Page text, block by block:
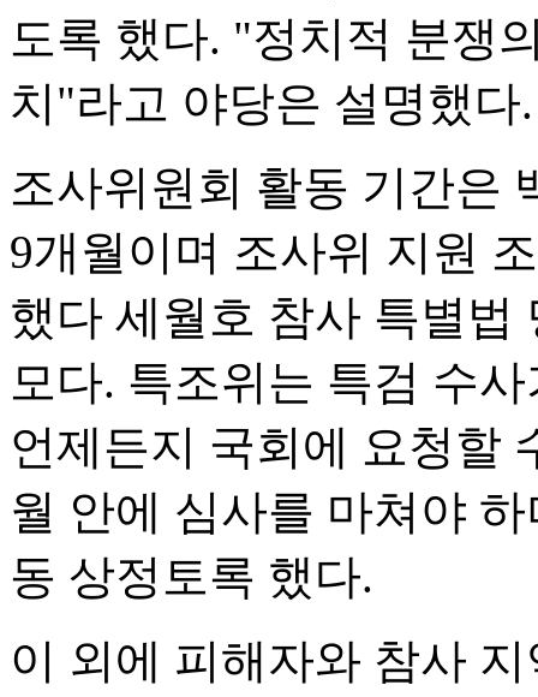
도록 했다. "정치적 분쟁
치"라고 야당은 설명했다.
조사위원회 활동 기간은
9개월이며 조사위 지원
했다 세월호 참사 특별법
모다. 특조위는 특검 수
언제든지 국회에 요청할
월 안에 심사를 마쳐야
동 상정토록 했다.
이 외에 피해자와 참사